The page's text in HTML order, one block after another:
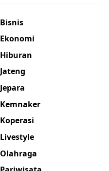
Bisnis
Ekonomi
Hiburan
Jateng
Jepara
Kemnaker
Koperasi
Livestyle
Olahraga